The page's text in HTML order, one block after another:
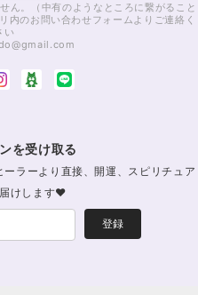
ん。（中有のようなところに繋がること
内のお問い合わせフォームよりご連絡く
い
を受け取る
ラーより直接、開運、スピリチュア
けします♥
登録